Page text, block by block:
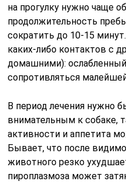
на прогулку нужно чаще
продолжительность
сократить до 10-15
каких-либо контактов с
домашними):
сопротивляться
В период лечения нужно
внимательным к собаке,
активности и аппетита
Бывает, что после
животного резко
пироплазмоза может